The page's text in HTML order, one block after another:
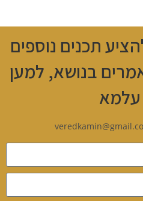
תכנים נוספים
בנושא, למען
עלמא